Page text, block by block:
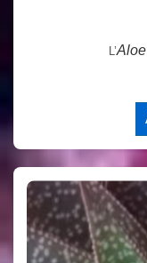
L’Aloe